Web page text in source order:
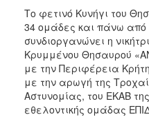
Το φετινό Κυνήγι του
34 ομάδες και πάνω από
συνδιοργανώνει η
Κρυμμένου Θησαυρού
με την Περιφέρεια
με την αρωγή της
Αστυνομίας, του ΕΚΑΒ
εθελοντικής ομάδας